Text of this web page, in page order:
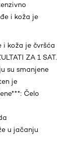
i koža je
i koža je čvršća
ZA 1 SAT.
su smanjene
je
Čelo
u jačanju